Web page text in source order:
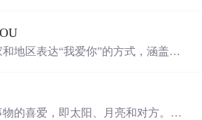
地区表达“我爱你”的方式，涵盖了
的喜爱，即太阳、月亮和对方。太